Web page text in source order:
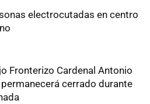
electrocutadas en centro
Fronterizo Cardenal Antonio
cerrado durante